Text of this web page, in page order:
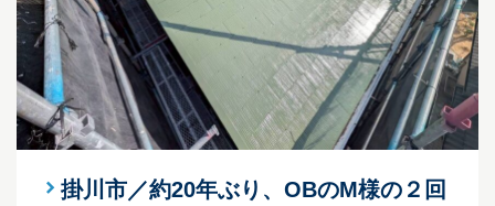
掛川市／約20年ぶり、OBのM様の２回